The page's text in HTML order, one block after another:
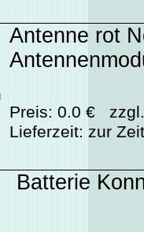
Antenne rot
Preis: 0.0 € zzgl.
Lieferzeit: zur
Batterie